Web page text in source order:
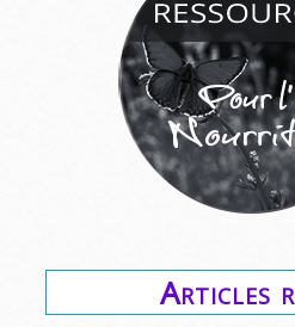
Articles